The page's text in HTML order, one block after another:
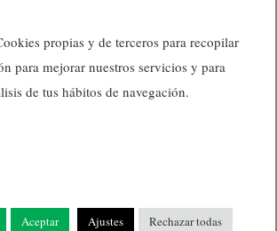
propias y de terceros para recopilar
para mejorar nuestros servicios y para
de tus hábitos de navegación.
Aceptar Ajustes Rechazar todas